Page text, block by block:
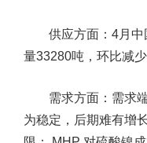
供应方面： 4月中
量33280吨，环比减
需求方面： 需求
为稳定，后期难有增